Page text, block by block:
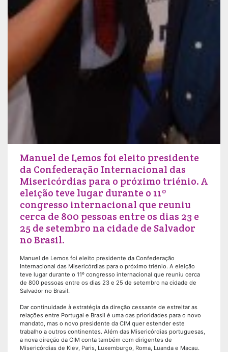
Manuel de Lemos foi eleito presidente
da Confederação Internacional das
Misericórdias para o próximo triénio. A
eleição teve lugar durante o 11º
congresso internacional que reuniu
cerca de 800 pessoas entre os dias 23 e
25 de setembro na cidade de Salvador
no Brasil.
Manuel de Lemos foi eleito presidente da Confederação
Internacional das Misericórdias para o próximo triénio. A eleição
teve lugar durante o 11º congresso internacional que reuniu cerca
de 800 pessoas entre os dias 23 e 25 de setembro na cidade de
Salvador no Brasil.
Dar continuidade à estratégia da direção cessante de estreitar as
relações entre Portugal e Brasil é uma das prioridades para o novo
mandato, mas o novo presidente da CIM quer estender este
trabalho a outros continentes. Além das Misericórdias portuguesas,
a nova direção da CIM conta também com dirigentes de
Misericórdias de Kiev, Paris, Luxemburgo, Roma, Luanda e Macau.